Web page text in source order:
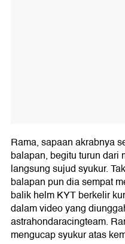
Rama, sapaan akrabnya
balapan, begitu turun dari
langsung sujud syukur.
balapan pun dia sempat
balik helm KYT berkelir
dalam video yang
astrahondaracingteam.
mengucap syukur atas